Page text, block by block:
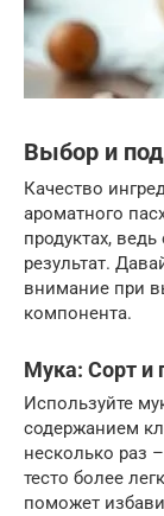
Выбор и
Качество
ароматного
продуктах,
результат.
внимание при
компонента.
Мука: Сорт и
Используйте
содержанием
несколько раз
тесто более
поможет